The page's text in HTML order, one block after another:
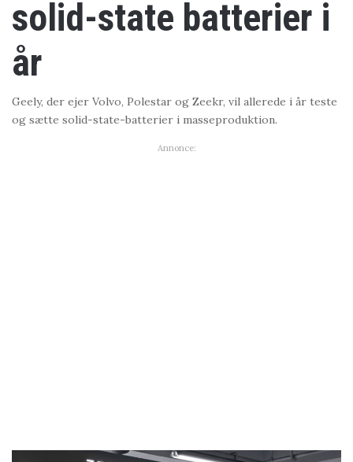
solid-state batterier i
år
Geely, der ejer Volvo, Polestar og Zeekr, vil allerede i år teste
og sætte solid-state-batterier i masseproduktion.
Annonce: